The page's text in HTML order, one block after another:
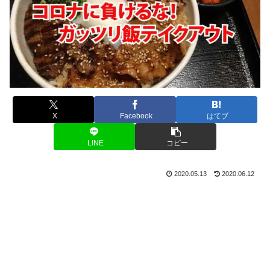
X Facebook はてブ
LINE コピー
2020.05.13 2020.06.12